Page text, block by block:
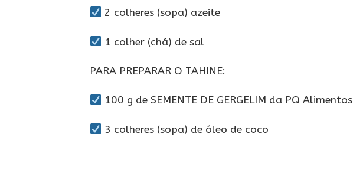
2 colheres (sopa) azeite
1 colher (chá) de sal
PARA PREPARAR O TAHINE:
100 g de SEMENTE DE GERGELIM da PQ Alimentos
3 colheres (sopa) de óleo de coco